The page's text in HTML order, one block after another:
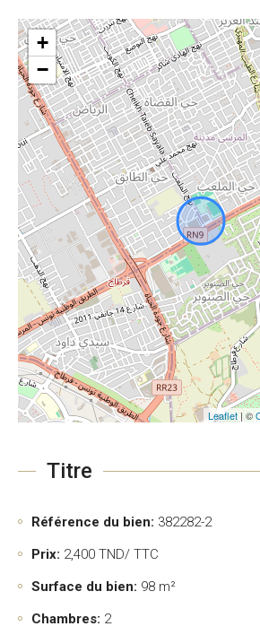
+
−
Leaflet| ©
Titre
Référence du bien: 382282-2
Prix: 2,400 TND/ TTC
Surface du bien: 98 m²
Chambres: 2